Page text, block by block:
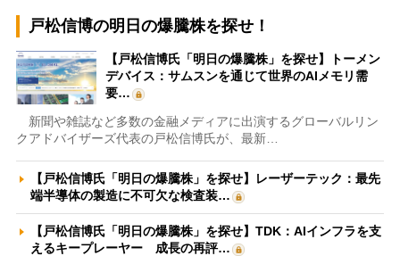
戸松信博の明日の爆騰株を探せ！
【戸松信博氏「明日の爆騰株」を探せ】トーメン
デバイス：サムスンを通じて世界のAIメモリ需
要…
新聞や雑誌など多数の金融メディアに出演するグローバルリン
クアドバイザーズ代表の戸松信博氏が、最新…
【戸松信博氏「明日の爆騰株」を探せ】レーザーテック：最先
端半導体の製造に不可欠な検査装…
【戸松信博氏「明日の爆騰株」を探せ】TDK：AIインフラを支
えるキープレーヤー 成長の再評…